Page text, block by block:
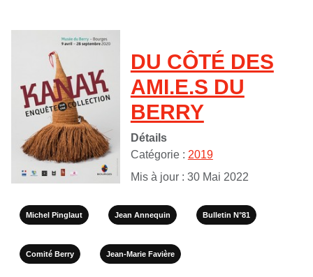
DU CÔTÉ DES
AMI.E.S DU
BERRY
Détails
Catégorie : 2019
Mis à jour : 30 Mai 2022
Michel Pinglaut Jean Annequin Bulletin N°81
Comité Berry Jean-Marie Favière